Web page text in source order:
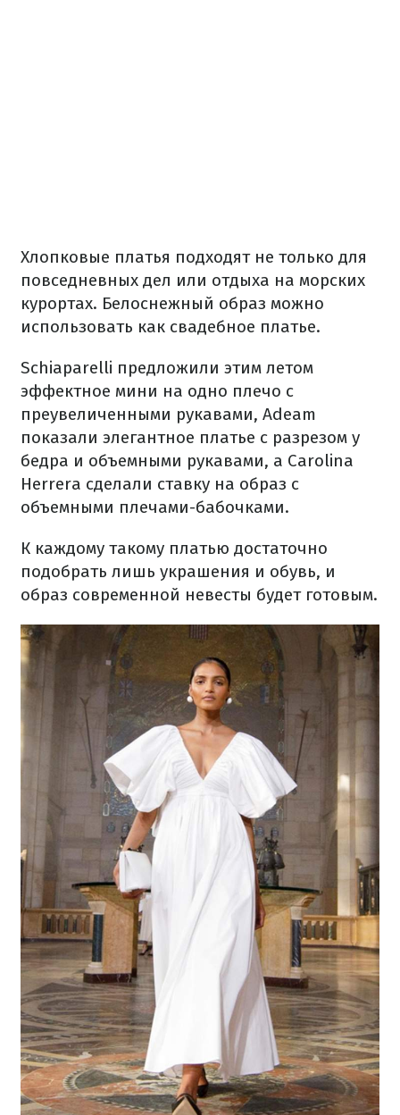
Хлопковые платья подходят не только для
повседневных дел или отдыха на морских
курортах. Белоснежный образ можно
использовать как свадебное платье.
Schiaparelli предложили этим летом
эффектное мини на одно плечо с
преувеличенными рукавами, Adeam
показали элегантное платье с разрезом у
бедра и объемными рукавами, а Carolina
Herrera сделали ставку на образ с
объемными плечами-бабочками.
К каждому такому платью достаточно
подобрать лишь украшения и обувь, и
образ современной невесты будет готовым.